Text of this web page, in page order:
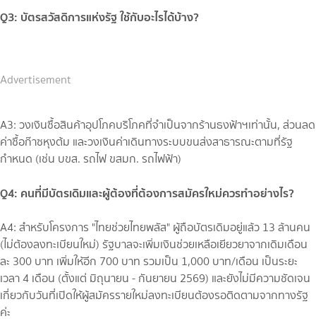
Q3: บัตรสวัสดิการแห่งรัฐ ใช้กับอะไรได้บ้าง?
Advertisement
A3: วงเงินซื้อสินค้าอุปโภคบริโภคที่จำเป็นจากร้านธงฟ้าฯเท่านั้น, ส่วนลด
ค่าซื้อก๊าซหุงต้ม และวงเงินค่าเดินทางระบบขนส่งสาธารณะตามที่รัฐ
กำหนด (เช่น บขส. รถไฟ ขสมก. รถไฟฟ้า)
Q4: คนที่มีบัตรเดิมและผู้ต้องที่ต้องการสมัครใหม่ควรทำอย่างไร?
A4: สำหรับโครงการ "ไทยช่วยไทยพลัส" ผู้ถือบัตรเดิมอยู่แล้ว 13 ล้านคน
(ไม่ต้องลงทะเบียนใหม่) รัฐบาลจะเพิ่มเงินช่วยเหลือเยียวยาจากเดิมเดือน
ละ 300 บาท เพิ่มให้อีก 700 บาท รวมเป็น 1,000 บาท/เดือน เป็นระยะ
เวลา 4 เดือน (ตั้งแต่ มิถุนายน - กันยายน 2569) และยังไม่มีความชัดเจน
เกี่ยวกับวันที่เปิดให้ผู้สมัครรายใหม่ลงทะเบียนต้องรอติดตามจากทางรัฐ
ค่ะ